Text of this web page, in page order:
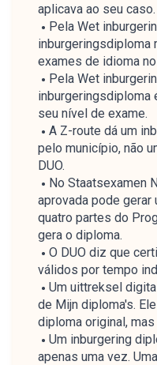
aplicava ao seu caso.
Pela Wet
exames de idioma
Pela Wet
inburgeringsdiploma
seu nível de exame.
A Z-route dá um
pelo município, não
DUO.
No Staatsexamen
aprovada pode
quatro partes do
gera o diploma.
O DUO diz que
válidos por tempo
Um uittreksel
de Mijn diploma's.
diploma original,
Um inburgering
apenas uma vez.